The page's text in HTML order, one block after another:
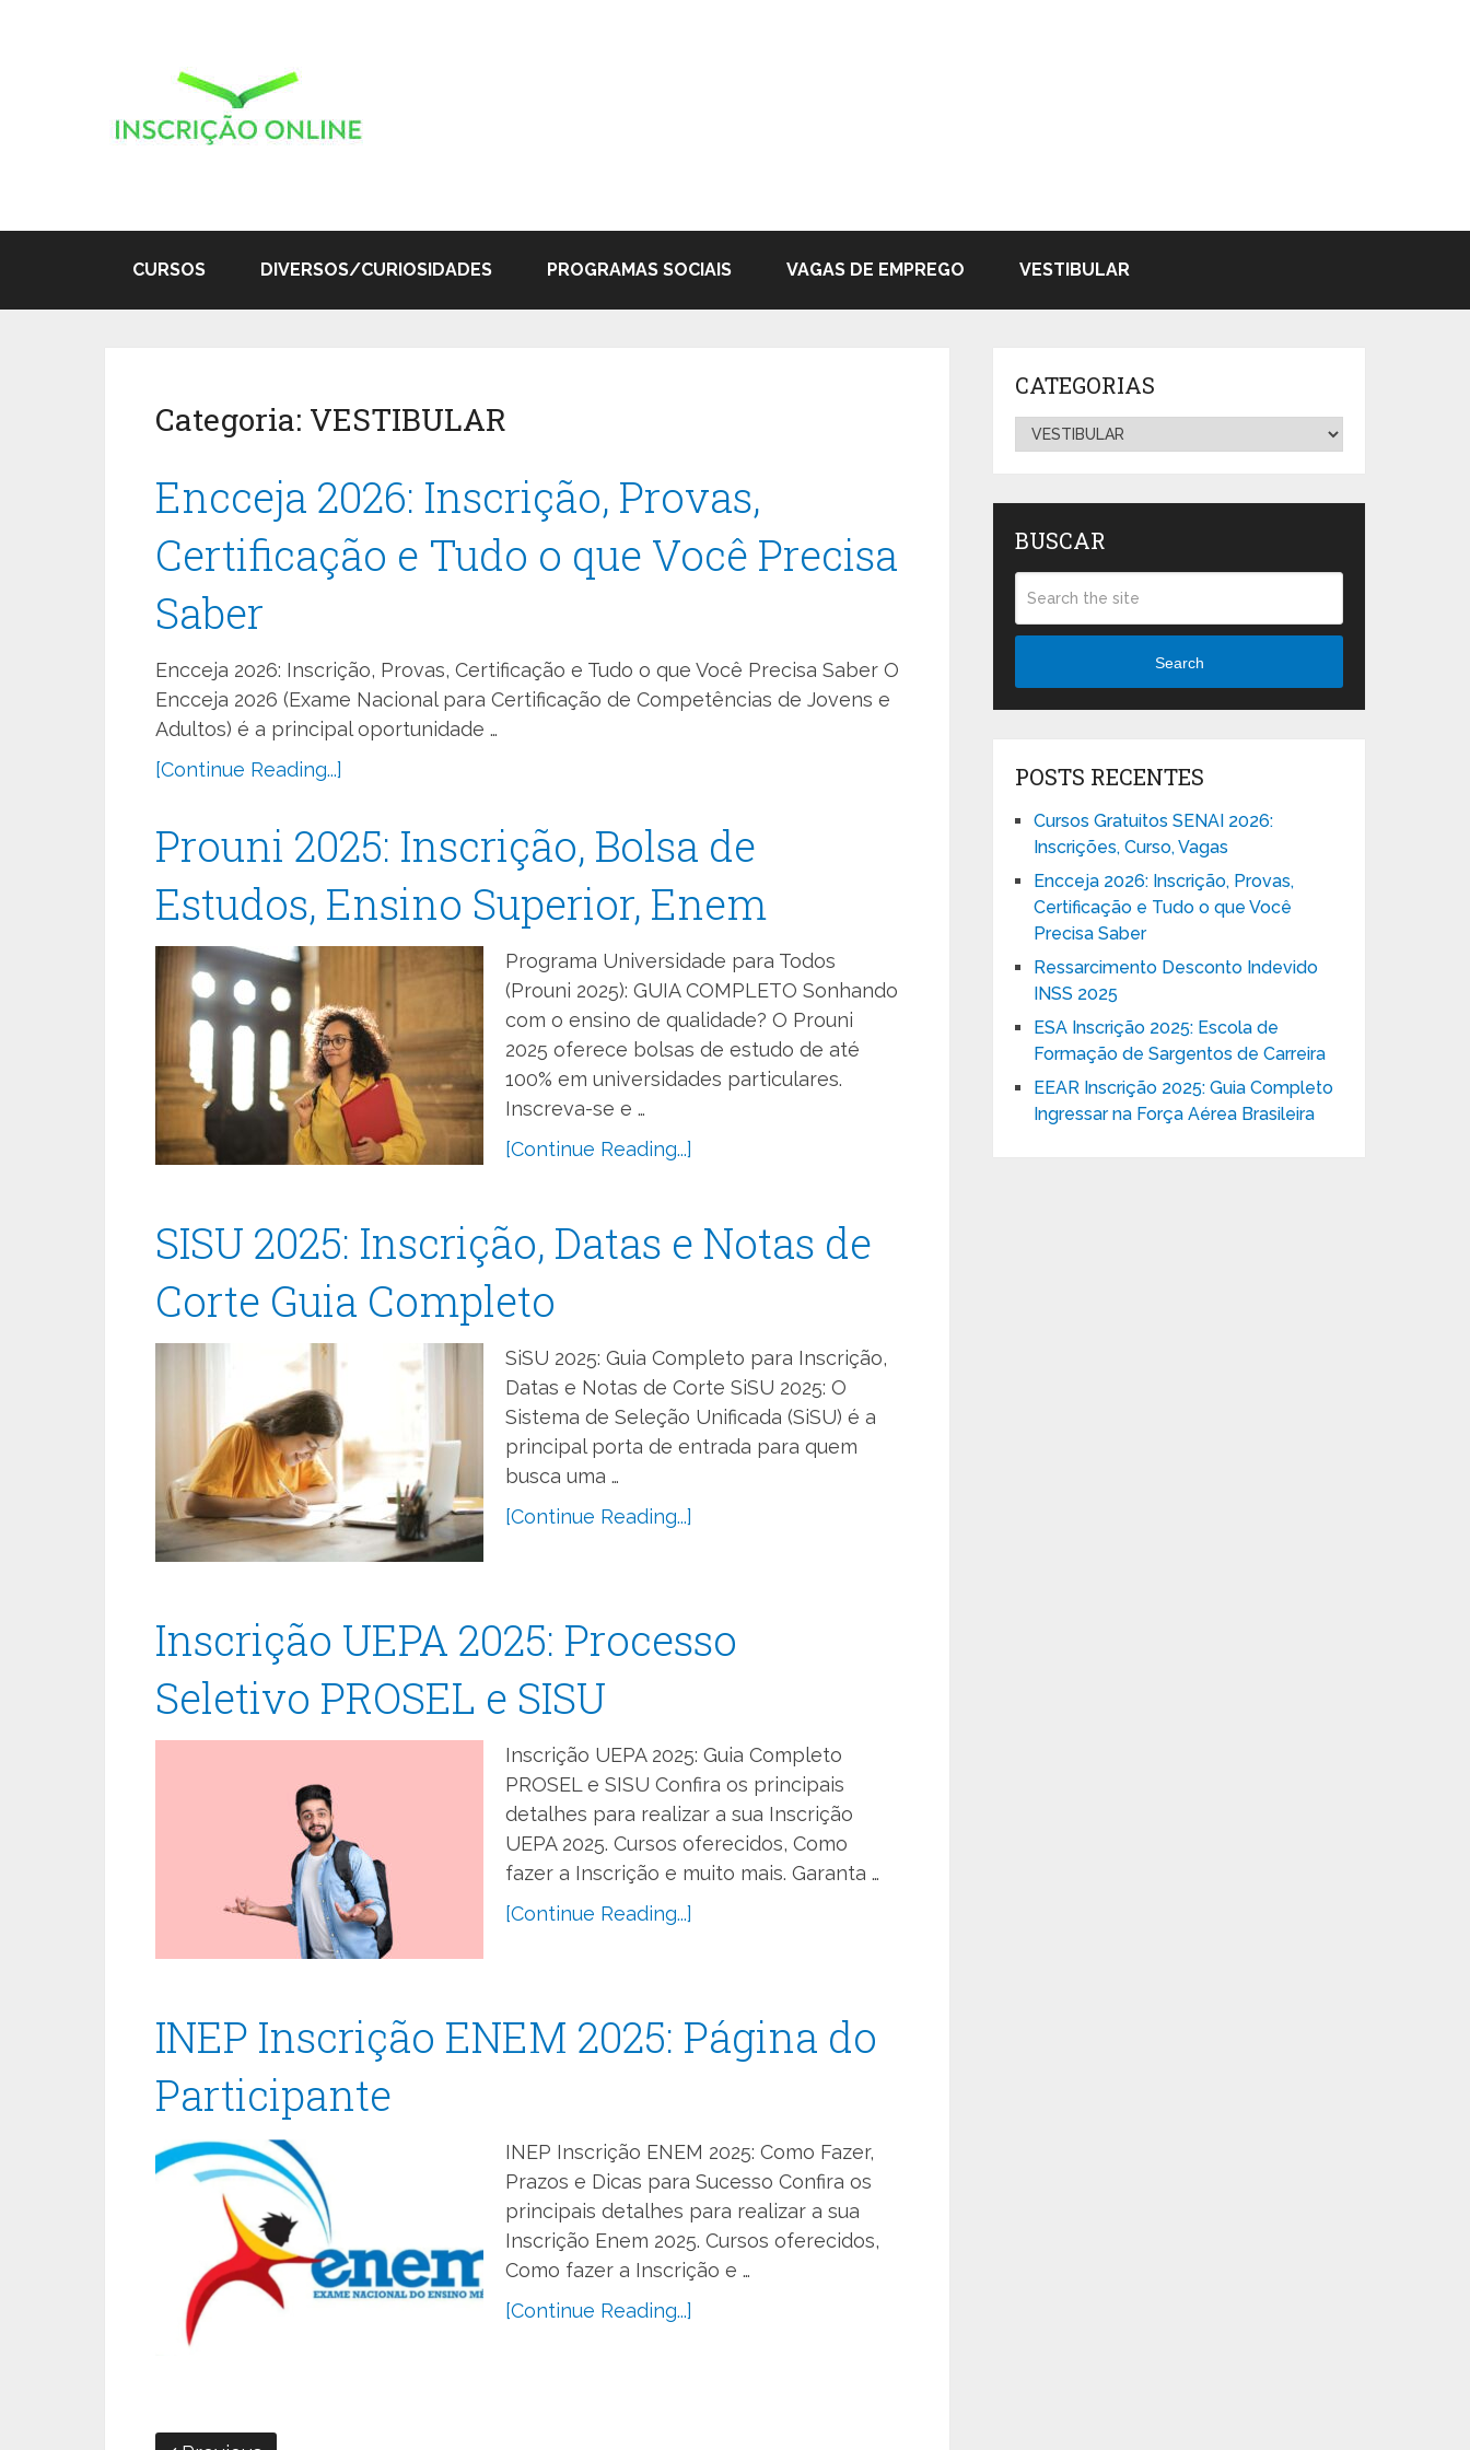
CURSOS DIVERSOS/CURIOSIDADES PROGRAMAS SOCIAIS VAGAS DE EMPREGO VESTIBULAR
Categoria: VESTIBULAR
Encceja 2026: Inscrição, Provas,
Certificação e Tudo o que Você Precisa
Saber
Encceja 2026: Inscrição, Provas, Certificação e Tudo o que Você Precisa Saber O
Encceja 2026 (Exame Nacional para Certificação de Competências de Jovens e
Adultos) é a principal oportunidade …
[Continue Reading...]
Prouni 2025: Inscrição, Bolsa de
Estudos, Ensino Superior, Enem
Programa Universidade para Todos
(Prouni 2025): GUIA COMPLETO Sonhando
com o ensino de qualidade? O Prouni
2025 oferece bolsas de estudo de até
100% em universidades particulares.
Inscreva-se e …
[Continue Reading...]
SISU 2025: Inscrição, Datas e Notas de
Corte Guia Completo
SiSU 2025: Guia Completo para Inscrição,
Datas e Notas de Corte SiSU 2025: O
Sistema de Seleção Unificada (SiSU) é a
principal porta de entrada para quem
busca uma …
[Continue Reading...]
Inscrição UEPA 2025: Processo
Seletivo PROSEL e SISU
Inscrição UEPA 2025: Guia Completo
PROSEL e SISU Confira os principais
detalhes para realizar a sua Inscrição
UEPA 2025. Cursos oferecidos, Como
fazer a Inscrição e muito mais. Garanta …
[Continue Reading...]
INEP Inscrição ENEM 2025: Página do
Participante
INEP Inscrição ENEM 2025: Como Fazer,
Prazos e Dicas para Sucesso Confira os
principais detalhes para realizar a sua
Inscrição Enem 2025. Cursos oferecidos,
Como fazer a Inscrição e …
[Continue Reading...]
CATEGORIAS
Categorias
BUSCAR
Search
POSTS RECENTES
Cursos Gratuitos SENAI 2026:
Inscrições, Curso, Vagas
Encceja 2026: Inscrição, Provas,
Certificação e Tudo o que Você
Precisa Saber
Ressarcimento Desconto Indevido
INSS 2025
ESA Inscrição 2025: Escola de
Formação de Sargentos de Carreira
EEAR Inscrição 2025: Guia Completo
Ingressar na Força Aérea Brasileira